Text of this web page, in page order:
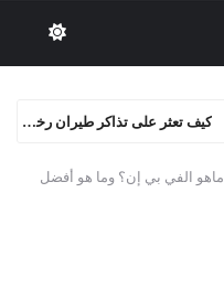
كيفية الربح من Adsterra Smartink حتى بدون موقع إلكتروني
ماهو الفي بي إن؟ وما هو أفضل